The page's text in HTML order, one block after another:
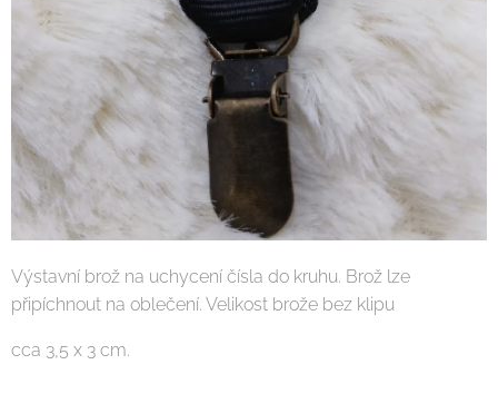
Výstavní brož na uchycení čísla do kruhu. Brož lze
připíchnout na oblečení. Velikost brože bez klipu
cca 3,5 x 3 cm.